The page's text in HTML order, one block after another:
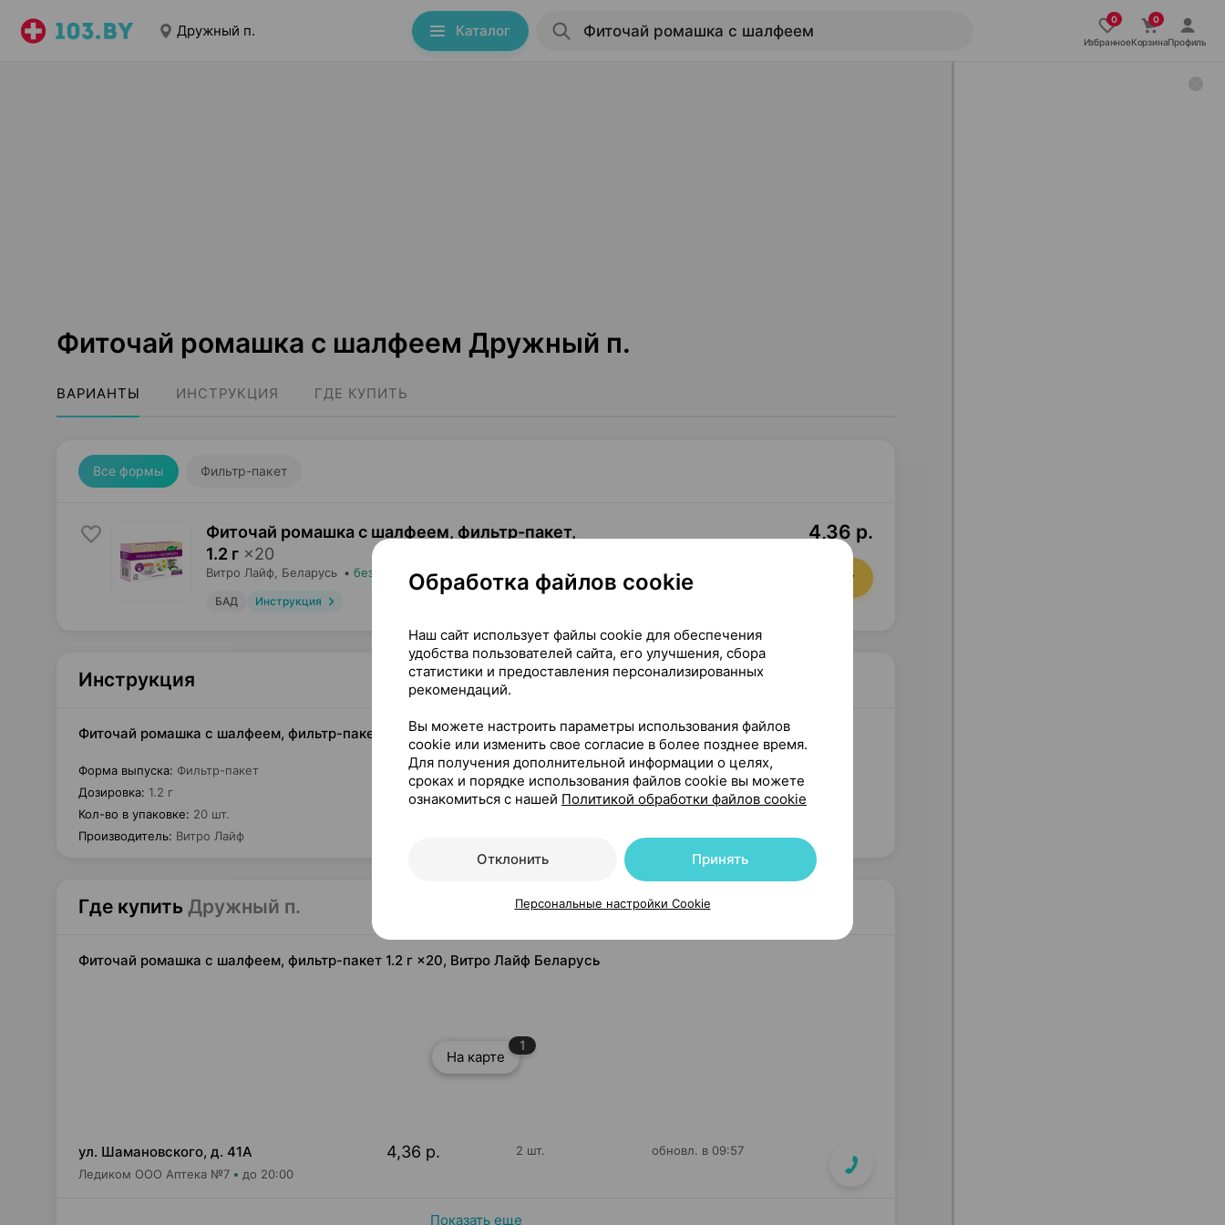
Дружный п. Каталог
ИзбранноеКорзинаПрофиль
Фиточай ромашка с шалфеем Дружный п.
ВАРИАНТЫ ИНСТРУКЦИЯ ГДЕ КУПИТЬ
Все формы Фильтр-пакет
Фиточай ромашка с шалфеем, фильтр-пакет,
1.2 г ×20
Витро Лайф , Беларусь • без рецепта
БАД Инструкция
4,36 р.
Где купить В корзину
Инструкция
Фиточай ромашка с шалфеем, фильтр-пакет 1.2 г ×20, Витро Лайф Беларусь
Форма выпуска: Фильтр-пакет
Дозировка: 1.2 г
Кол-во в упаковке: 20 шт.
Производитель: Витро Лайф
Где купить Дружный п.
Фиточай ромашка с шалфеем, фильтр-пакет 1.2 г ×20, Витро Лайф Беларусь
На карте
1
ул. Шамановского, д. 41А
Ледиком ООО Аптека №7 до 20:00
4,36 р. 2 шт. обновл. в 09:57
Показать еще
Обработка файлов cookie
Наш сайт использует файлы cookie для обеспечения
удобства пользователей сайта, его улучшения, сбора
статистики и предоставления персонализированных
рекомендаций.
Вы можете настроить параметры использования файлов
cookie или изменить свое согласие в более позднее время.
Для получения дополнительной информации о целях,
сроках и порядке использования файлов cookie вы можете
ознакомиться с нашей Политикой обработки файлов cookie
Отклонить Принять
Персональные настройки Cookie